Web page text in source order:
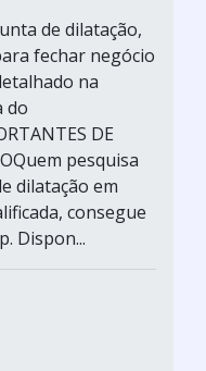
de dilatação,
fechar negócio
na
do
DE
pesquisa
dilatação em
consegue
Dispon...